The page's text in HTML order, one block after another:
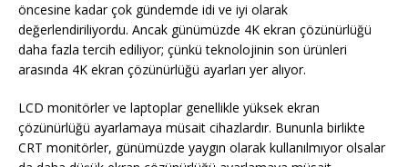
öncesine kadar çok gündemde idi ve iyi olarak
değerlendiriliyordu. Ancak günümüzde 4K ekran çözünürlüğü
daha fazla tercih ediliyor; çünkü teknolojinin son ürünleri
arasında 4K ekran çözünürlüğü ayarları yer alıyor.
LCD monitörler ve laptoplar genellikle yüksek ekran
çözünürlüğü ayarlamaya müsait cihazlardır. Bununla birlikte
CRT monitörler, günümüzde yaygın olarak kullanılmıyor olsalar